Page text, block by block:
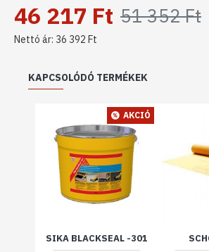
46 217 Ft 51 352 Ft
Nettó ár: 36 392 Ft
KAPCSOLÓDÓ TERMÉKEK
AKCIÓ
SIKA BLACKSEAL -301